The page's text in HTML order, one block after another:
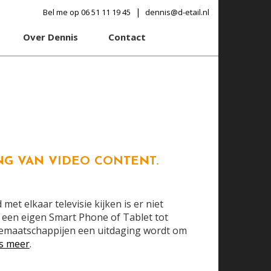
Bel me op 06 51 11 19 45 | dennis@d-etail.nl
Over Dennis Contact
VAN VIDEO CONTENT.
elkaar televisie kijken is er niet
eigen Smart Phone of Tablet tot
een uitdaging wordt om
meer.